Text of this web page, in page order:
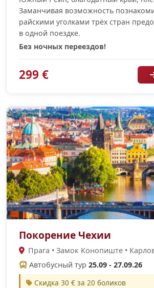
Заманчивая возможность
райскими уголками трёх стран
в одной поездке.
Без ночных переездов!
299 €
Покорение Чехии
Прага • Замок Конопиште •
Автобусный тур 25.09 - 27.09.26
Скидка 30 € за 20 боликов